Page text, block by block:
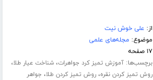
از: علی خوش نیت
موضوع: مجله‌های علمی
۱۷ صفحه
برچسب‌ها:آموزش تمیز کرد جواهرات،شناخت عیار طلا،
روش تمیز کردن نقره،روش تمیز کردن طلا، جواهر